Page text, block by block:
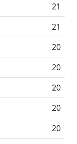
21
21
20
20
20
20
20